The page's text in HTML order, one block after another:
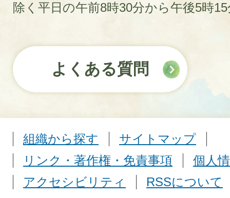
除く平日の午前8時30分から午後5時
よくある質問
組織から探す
サイトマップ
リンク・著作権・免責事項
個人
アクセシビリティ
RSSについて